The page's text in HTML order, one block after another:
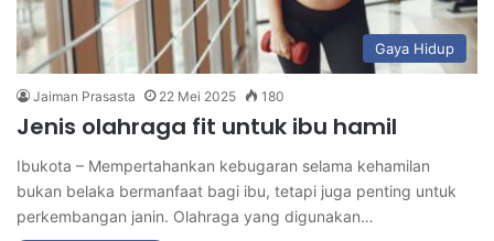
Gaya Hidup
Jaiman Prasasta 22 Mei 2025 180
Jenis olahraga fit untuk ibu hamil
Ibukota – Mempertahankan kebugaran selama kehamilan
bukan belaka bermanfaat bagi ibu, tetapi juga penting untuk
perkembangan janin. Olahraga yang digunakan…